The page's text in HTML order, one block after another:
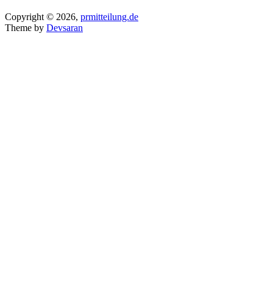
Copyright © 2026, prmitteilung.de
Theme by Devsaran